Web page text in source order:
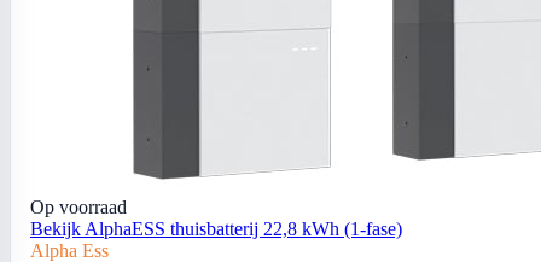
Op voorraad
Bekijk AlphaESS thuisbatterij 22,8 kWh (1-fase)
Alpha Ess